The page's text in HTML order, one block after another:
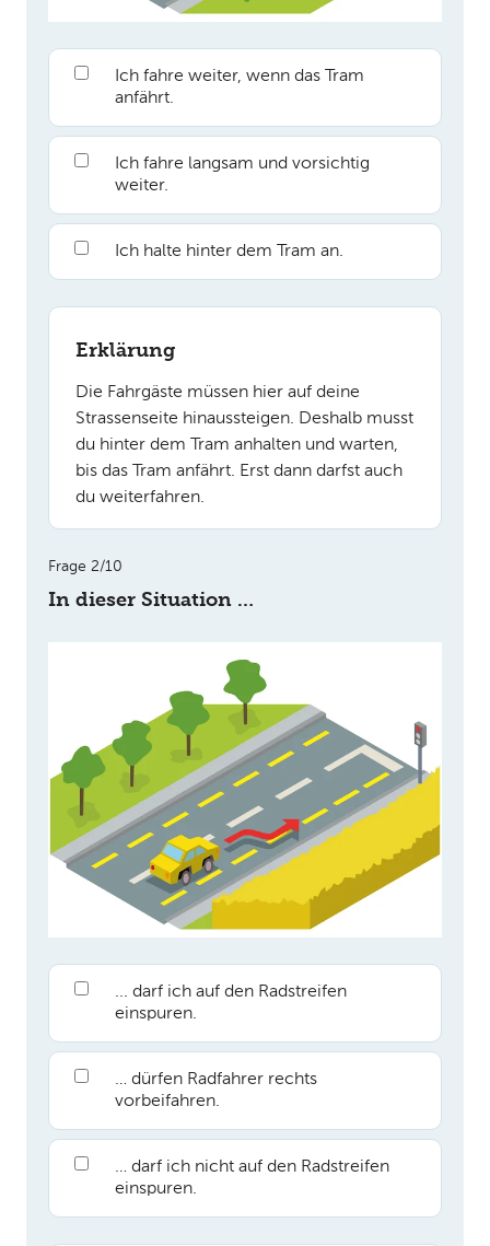
Ich fahre weiter, wenn das Tram
anfährt.
Ich fahre langsam und vorsichtig
weiter.
Ich halte hinter dem Tram an.
Erklärung
Die Fahrgäste müssen hier auf deine
Strassenseite hinaussteigen. Deshalb musst
du hinter dem Tram anhalten und warten,
bis das Tram anfährt. Erst dann darfst auch
du weiterfahren.
Frage 2/10
In dieser Situation …
... darf ich auf den Radstreifen
einspuren.
… dürfen Radfahrer rechts
vorbeifahren.
… darf ich nicht auf den Radstreifen
einspuren.